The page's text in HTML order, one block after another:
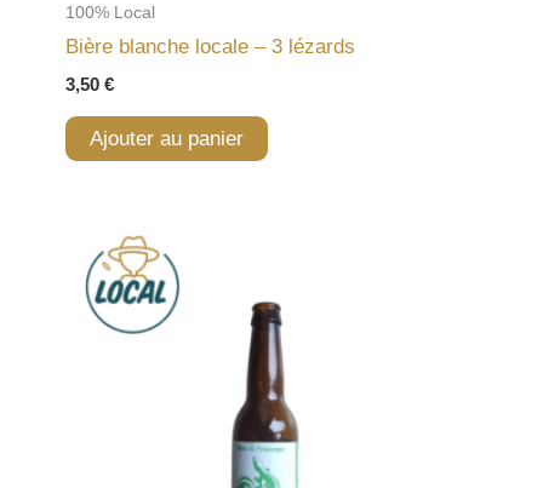
100% Local
Bière blanche locale – 3 lézards
3,50 €
Ajouter au panier